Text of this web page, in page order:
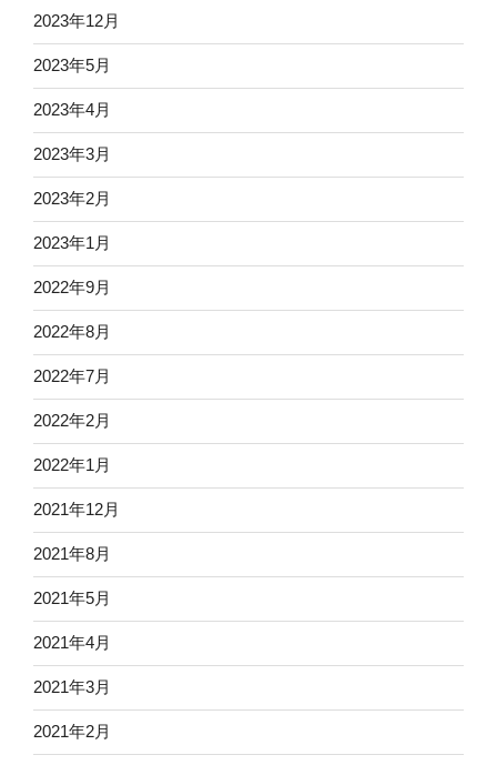
2023年12月
2023年5月
2023年4月
2023年3月
2023年2月
2023年1月
2022年9月
2022年8月
2022年7月
2022年2月
2022年1月
2021年12月
2021年8月
2021年5月
2021年4月
2021年3月
2021年2月